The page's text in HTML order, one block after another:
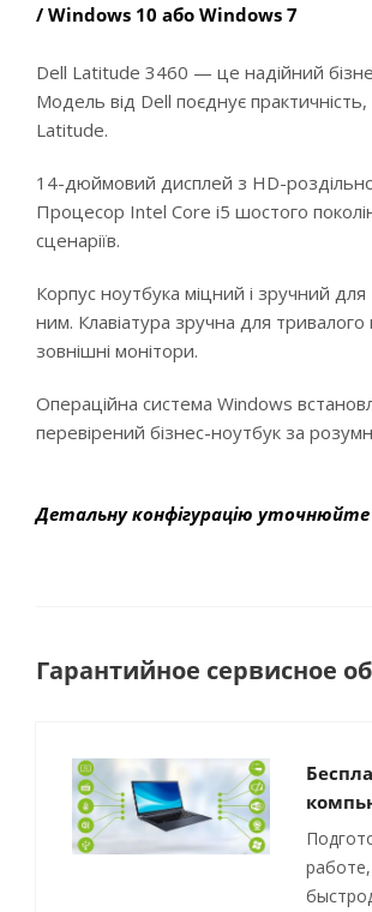
/ Windows 10 або Windows 7
Dell Latitude 3460 — це надійний
Модель від Dell поєднує
Latitude.
14-дюймовий дисплей з HD-
Процесор Intel Core i5 шостого
сценаріїв.
Корпус ноутбука міцний і зручний
ним. Клавіатура зручна для
зовнішні монітори.
Операційна система Windows
перевірений бізнес-ноутбук за
Детальну конфігурацію
Гарантийное сервисное